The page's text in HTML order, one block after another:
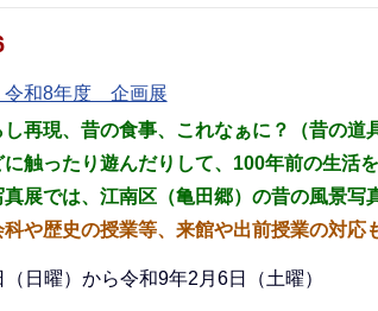
和8年度 企画展
再現、昔の食事、これなぁに？
（昔の道
触ったり遊んだりして、100年前の生活
真展では、江南区（亀田郷）の昔の風景写
科や歴史の授業等、来館や出前授業の対応
日曜）から令和9年2月6日（土曜）